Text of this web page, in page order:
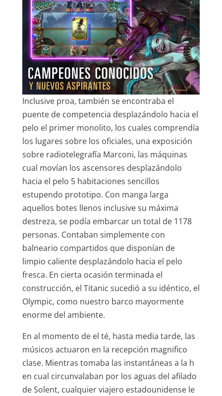
Inclusive proa, también se encontraba el
puente de competencia desplazándolo hacia el
pelo el primer monolito, los cuales comprendía
los lugares sobre los oficiales, una exposición
sobre radiotelegrafía Marconi, las máquinas
cual movían los ascensores desplazándolo
hacia el pelo 5 habitaciones sencillos
estupendo prototipo. Con manga larga
aquellos botes llenos inclusive su máxima
destreza, se podía embarcar un total de 1178
personas. Contaban simplemente con
balneario compartidos que disponían de
limpio caliente desplazándolo hacia el pelo
fresca. En cierta ocasión terminada el
construcción, el Titanic sucedió a su idéntico, el
Olympic, como nuestro barco mayormente
enorme del ambiente.
En al momento de el té, hasta media tarde, las
músicos actuaron en la recepción magnifico
clase. Mientras tomaba las instantáneas a la h
en cual circunvalaban por los aguas del afilado
de Solent, cualquier viajero estadounidense le